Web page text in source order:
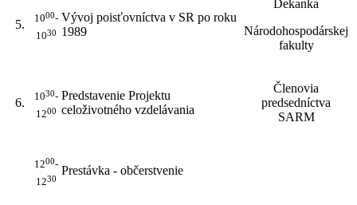
5. 1000-
1030
Vývoj poisťovníctva v SR po roku
1989
Dekanka
Národohospodárskej
fakulty
6. 1030-
1200
Predstavenie Projektu
celoživotného vzdelávania
Členovia
predsedníctva
SARM
1200-
1230
Prestávka - občerstvenie